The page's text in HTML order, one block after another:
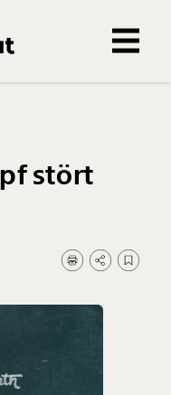
stört